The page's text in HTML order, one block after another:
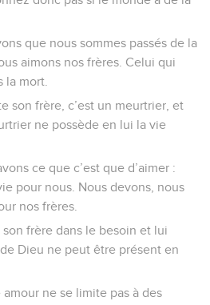
que nous sommes passés de la
aimons nos frères. Celui qui
la mort.
son frère, c’est un meurtrier, et
ne possède en lui la vie
ce que c’est que d’aimer :
pour nous. Nous devons, nous
nos frères.
frère dans le besoin et lui
Dieu ne peut être présent en
ne se limite pas à des